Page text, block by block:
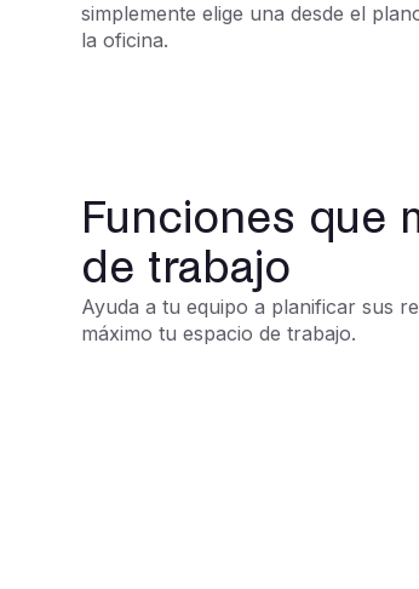
simplemente elige una desde el
la oficina.
Funciones que
de trabajo
Ayuda a tu equipo a planificar sus
máximo tu espacio de trabajo.